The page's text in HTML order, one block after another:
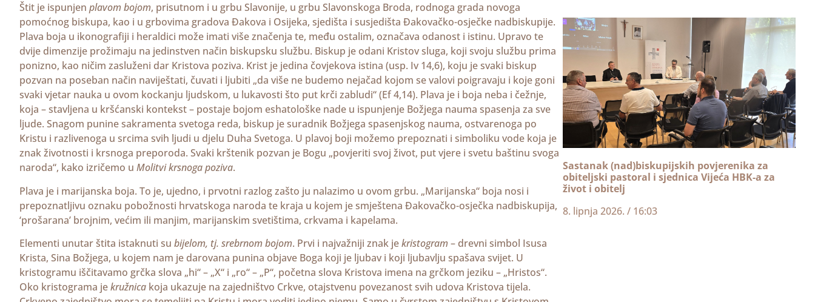
Štit je ispunjen plavom bojom, prisutnom i u grbu Slavonije, u grbu Slavonskoga Broda, rodnoga grada novoga
pomoćnog biskupa, kao i u grbovima gradova Đakova i Osijeka, sjedišta i susjedišta Đakovačko-osječke nadbiskupije.
Plava boja u ikonografiji i heraldici može imati više značenja te, među ostalim, označava odanost i istinu. Upravo te
dvije dimenzije prožimaju na jedinstven način biskupsku službu. Biskup je odani Kristov sluga, koji svoju službu prima
ponizno, kao ničim zasluženi dar Kristova poziva. Krist je jedina čovjekova istina (usp. Iv 14,6), koju je svaki biskup
pozvan na poseban način naviještati, čuvati i ljubiti „da više ne budemo nejačad kojom se valovi poigravaju i koje goni
svaki vjetar nauka u ovom kockanju ljudskom, u lukavosti što put krči zabludi“ (Ef 4,14). Plava je i boja neba i čežnje,
koja – stavljena u kršćanski kontekst – postaje bojom eshatološke nade u ispunjenje Božjega nauma spasenja za sve
ljude. Snagom punine sakramenta svetoga reda, biskup je suradnik Božjega spasenjskog nauma, ostvarenoga po
Kristu i razlivenoga u srcima svih ljudi u djelu Duha Svetoga. U plavoj boji možemo prepoznati i simboliku vode koja je
znak životnosti i krsnoga preporoda. Svaki krštenik pozvan je Bogu „povjeriti svoj život, put vjere i svetu baštinu svoga
naroda“, kako izričemo u Molitvi krsnoga poziva.
Plava je i marijanska boja. To je, ujedno, i prvotni razlog zašto ju nalazimo u ovom grbu. „Marijanska“ boja nosi i
prepoznatljivu oznaku pobožnosti hrvatskoga naroda te kraja u kojem je smještena Đakovačko-osječka nadbiskupija,
‘prošarana’ brojnim, većim ili manjim, marijanskim svetištima, crkvama i kapelama.
Elementi unutar štita istaknuti su bijelom, tj. srebrnom bojom. Prvi i najvažniji znak jekristogram– drevni simbol Isusa
Krista, Sina Božjega, u kojem nam je darovana punina objave Boga koji je ljubav i koji ljubavlju spašava svijet. U
kristogramu iščitavamo grčka slova „hi“ – „X“ i „ro“ – „P“, početna slova Kristova imena na grčkom jeziku – „Hristos“.
Oko kristograma jekružnica koja ukazuje na zajedništvo Crkve, otajstvenu povezanost svih udova Kristova tijela.
Sastanak (nad)biskupijskih povjerenika za
obiteljski pastoral i sjednica Vijeća HBK-a za
život i obitelj
8. lipnja 2026.
16:03